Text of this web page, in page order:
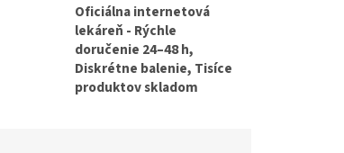
Oficiálna internetová
lekáreň - Rýchle
doručenie 24–48 h,
Diskrétne balenie, Tisíce
produktov skladom